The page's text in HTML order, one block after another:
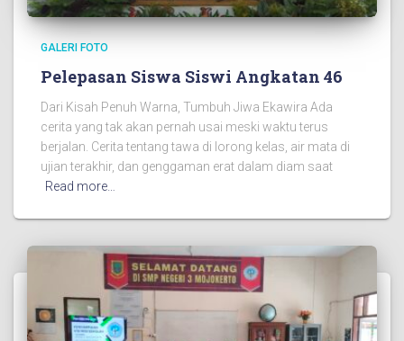
GALERI FOTO
Pelepasan Siswa Siswi Angkatan 46
Dari Kisah Penuh Warna, Tumbuh Jiwa Ekawira Ada
cerita yang tak akan pernah usai meski waktu terus
berjalan. Cerita tentang tawa di lorong kelas, air mata di
ujian terakhir, dan genggaman erat dalam diam saat
Read more…